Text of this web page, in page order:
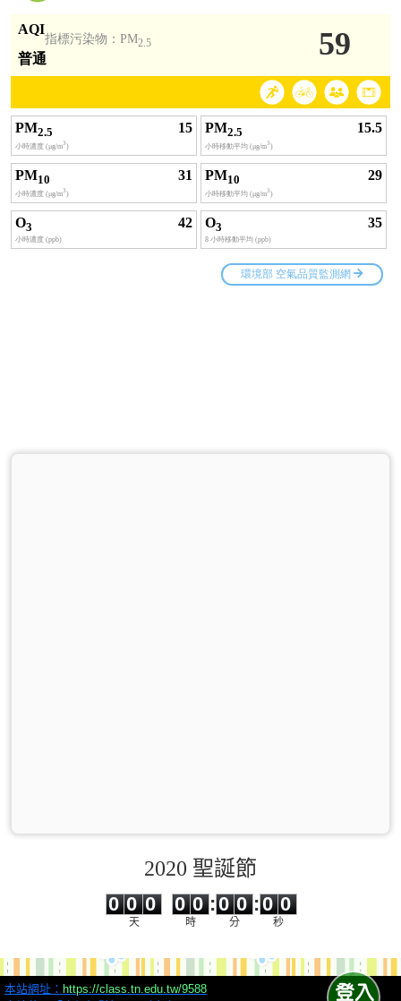
2020 聖誕節
0 0 0
天
0
0
0
時
:
0
0
0
0
分
:0 0
秒
本站網址： https://class.tn.edu.tw/9588